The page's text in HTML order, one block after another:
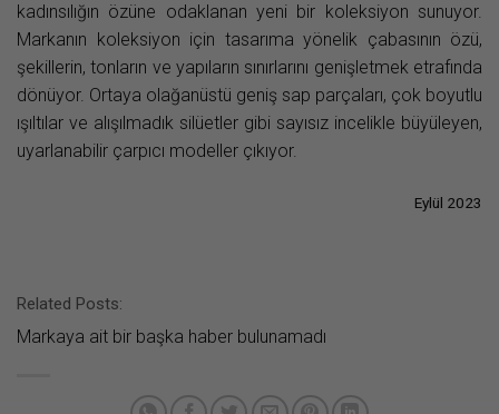
kadınsılığın özüne odaklanan yeni bir koleksiyon sunuyor.
Markanın koleksiyon için tasarıma yönelik çabasının özü,
şekillerin, tonların ve yapıların sınırlarını genişletmek etrafında
dönüyor. Ortaya olağanüstü geniş sap parçaları, çok boyutlu
ışıltılar ve alışılmadık silüetler gibi sayısız incelikle büyüleyen,
uyarlanabilir çarpıcı modeller çıkıyor.
Eylül 2023
Related Posts:
Markaya ait bir başka haber bulunamadı